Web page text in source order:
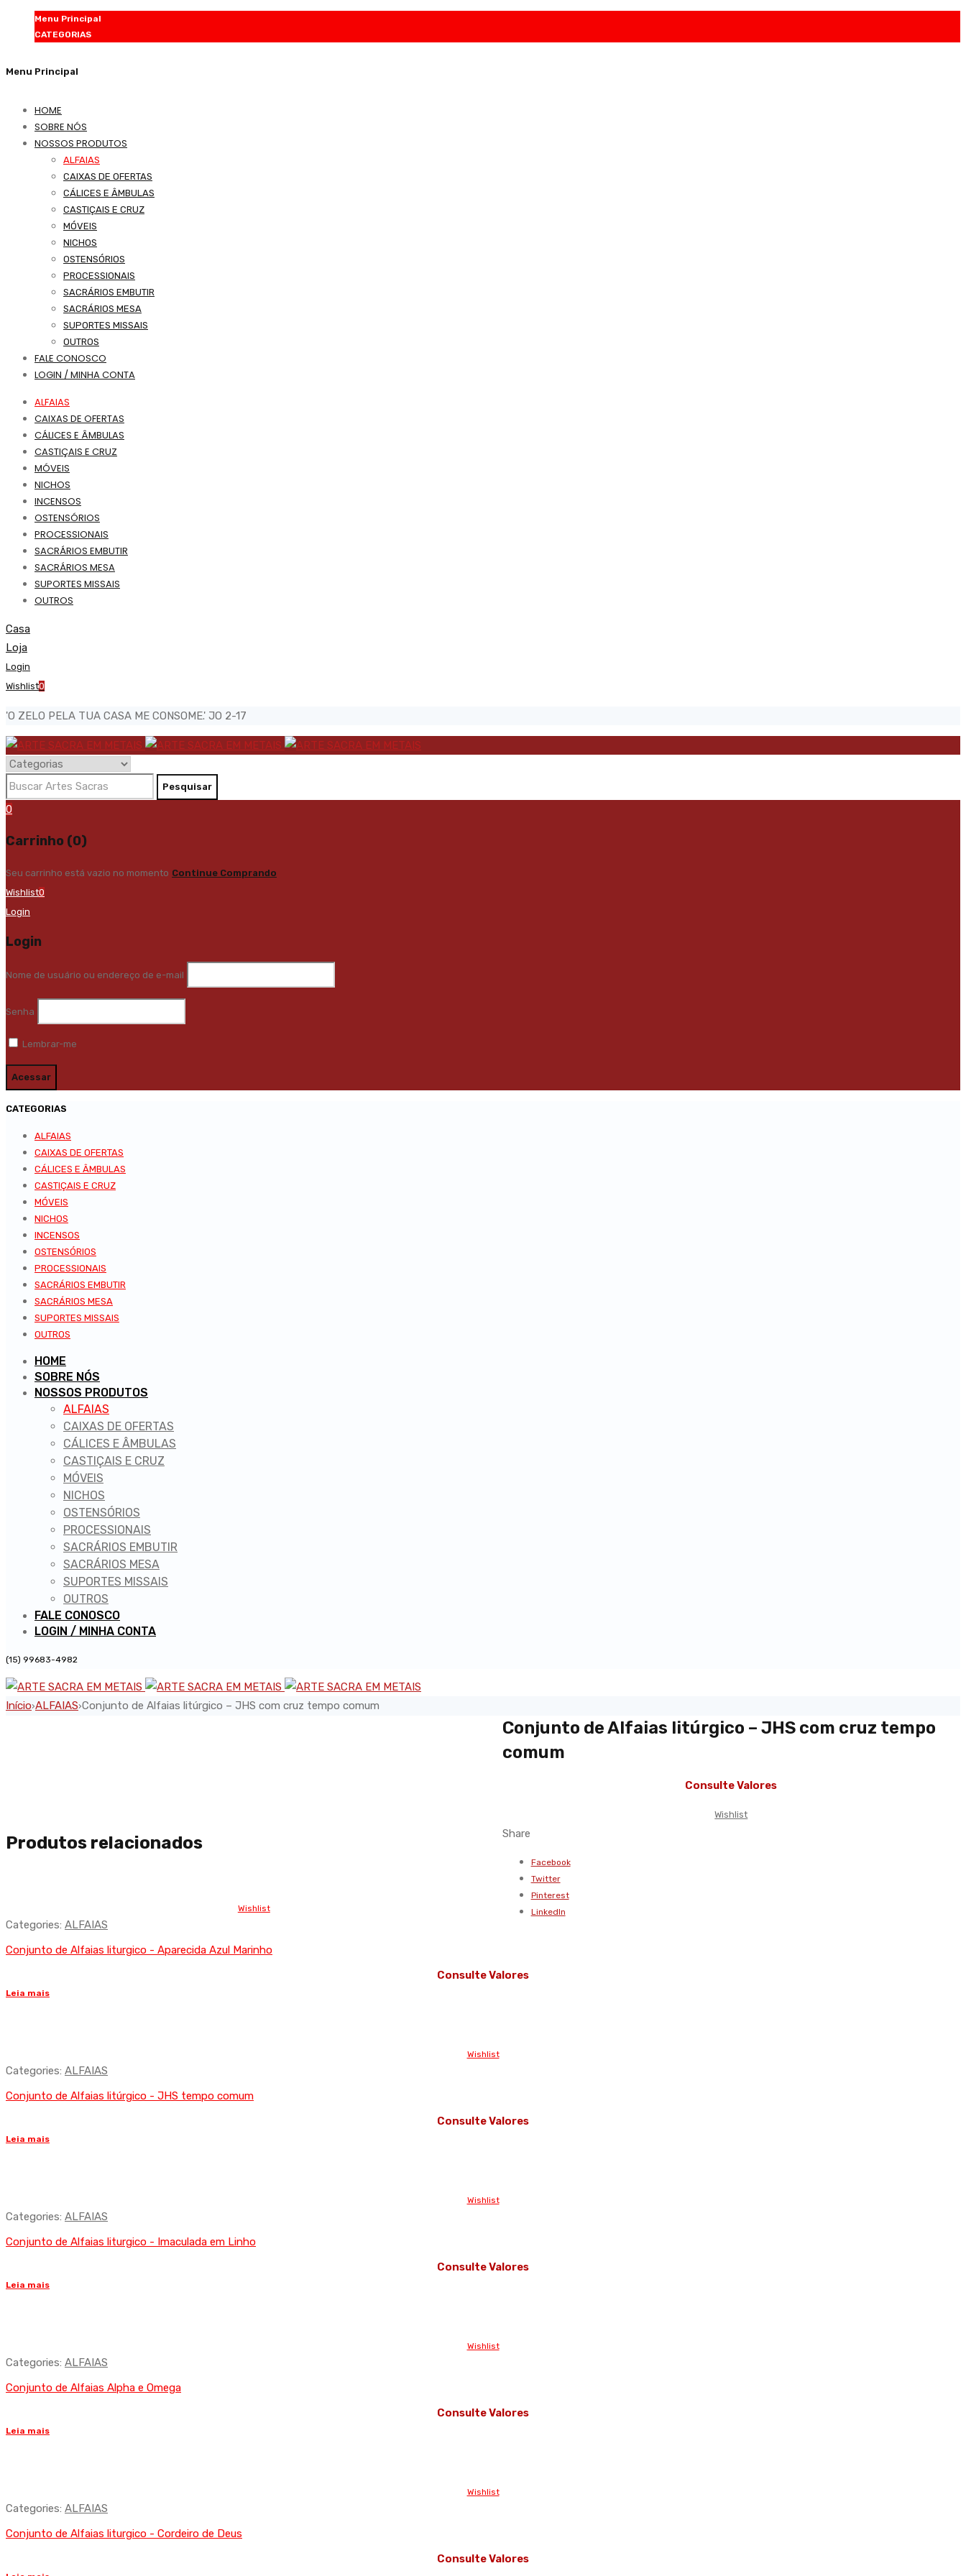
Menu Principal
CATEGORIAS
Menu Principal
HOME
SOBRE NÓS
NOSSOS PRODUTOS
ALFAIAS
CAIXAS DE OFERTAS
CÁLICES E ÂMBULAS
CASTIÇAIS E CRUZ
MÓVEIS
NICHOS
OSTENSÓRIOS
PROCESSIONAIS
SACRÁRIOS EMBUTIR
SACRÁRIOS MESA
SUPORTES MISSAIS
OUTROS
FALE CONOSCO
LOGIN / MINHA CONTA
ALFAIAS
CAIXAS DE OFERTAS
CÁLICES E ÂMBULAS
CASTIÇAIS E CRUZ
MÓVEIS
NICHOS
INCENSOS
OSTENSÓRIOS
PROCESSIONAIS
SACRÁRIOS EMBUTIR
SACRÁRIOS MESA
SUPORTES MISSAIS
OUTROS
Casa
Loja
Login
Wishlist0
'O ZELO PELA TUA CASA ME CONSOME.' JO 2-17
0
Carrinho (0)
Seu carrinho está vazio no momento Continue Comprando
Wishlist0
Login
Login
Nome de usuário ou endereço de e-mail
Senha
Lembrar-me
CATEGORIAS
ALFAIAS
CAIXAS DE OFERTAS
CÁLICES E ÂMBULAS
CASTIÇAIS E CRUZ
MÓVEIS
NICHOS
INCENSOS
OSTENSÓRIOS
PROCESSIONAIS
SACRÁRIOS EMBUTIR
SACRÁRIOS MESA
SUPORTES MISSAIS
OUTROS
HOME
SOBRE NÓS
NOSSOS PRODUTOS
ALFAIAS
CAIXAS DE OFERTAS
CÁLICES E ÂMBULAS
CASTIÇAIS E CRUZ
MÓVEIS
NICHOS
OSTENSÓRIOS
PROCESSIONAIS
SACRÁRIOS EMBUTIR
SACRÁRIOS MESA
SUPORTES MISSAIS
OUTROS
FALE CONOSCO
LOGIN / MINHA CONTA
(15) 99683-4982
Início›ALFAIAS›Conjunto de Alfaias litúrgico – JHS com cruz tempo comum
Conjunto de Alfaias litúrgico – JHS com cruz tempo
comum
Consulte Valores
Wishlist
Share
Facebook
Twitter
Pinterest
LinkedIn
Produtos relacionados
Wishlist
Categories: ALFAIAS
Conjunto de Alfaias liturgico - Aparecida Azul Marinho
Consulte Valores
Leia mais
Wishlist
Categories: ALFAIAS
Conjunto de Alfaias litúrgico - JHS tempo comum
Consulte Valores
Leia mais
Wishlist
Categories: ALFAIAS
Conjunto de Alfaias liturgico - Imaculada em Linho
Consulte Valores
Leia mais
Wishlist
Categories: ALFAIAS
Conjunto de Alfaias Alpha e Omega
Consulte Valores
Leia mais
Wishlist
Categories: ALFAIAS
Conjunto de Alfaias liturgico - Cordeiro de Deus
Consulte Valores